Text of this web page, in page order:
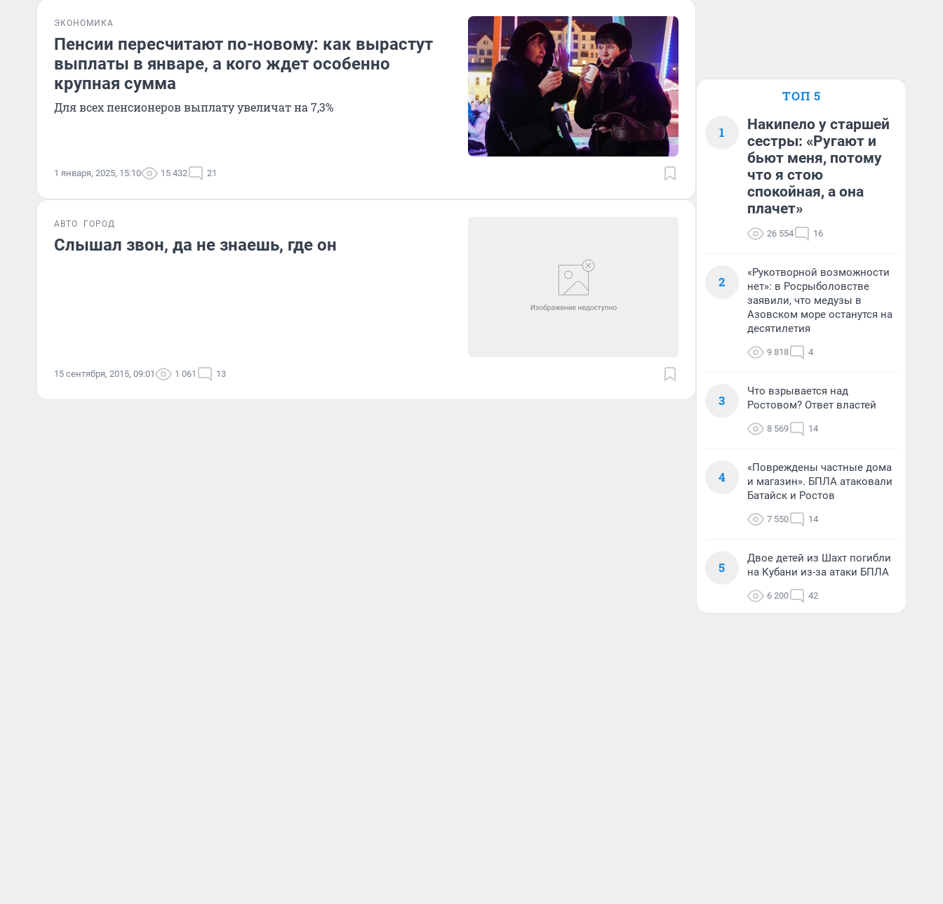
ЭКОНОМИКА
Пенсии пересчитают по-новому: как вырастут
выплаты в январе, а кого ждет особенно
крупная сумма
Для всех пенсионеров выплату увеличат на 7,3%
1 января, 2025, 15:10 15 432 21
АВТО ГОРОД
Слышал звон, да не знаешь, где он
15 сентября, 2015, 09:01 1 061 13
ТОП 5
1
Накипело у старшей
сестры: «Ругают и
бьют меня, потому
что я стою
спокойная, а она
плачет»
26 554 16
2
«Рукотворной возможности
нет»: в Росрыболовстве
заявили, что медузы в
Азовском море останутся на
десятилетия
9 818 4
3
Что взрывается над
Ростовом? Ответ властей
8 569 14
4
«Повреждены частные дома
и магазин». БПЛА атаковали
Батайск и Ростов
7 550 14
5
Двое детей из Шахт погибли
на Кубани из-за атаки БПЛА
6 200 42